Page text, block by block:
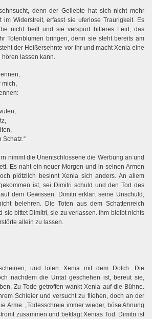
denn der Geliebte hat sich nicht mehr
im Widerstreit, erfasst sie uferlose Traurigkeit. Es
nicht heilt und sie verspürt bitteres Leid, das
Totenblumen bringen, denn sie steht bereits am
der Heißersehnte vor ihr und macht Xenia eine
lassen kann.
mich,
Schatz.“
nimmt die Unentschlossene die Werbung an und
Es naht ein neuer Morgen und in seinen Armen
plötzlich besinnt Xenia sich anders. An allem
ist, sei Dimitri schuld und den Tod des
dem Gewissen. Dimitri erklärt seine Unschuld,
belehren. Die Toten aus dem Schattenreich
sie bittet Dimitri, sie zu verlassen. Ihm bleibt nichts
allein zu lassen.
und töten Xenia mit dem Dolch. Die
nachdem die Untat geschehen ist, bereut sie,
Zu Tode getroffen wankt Xenia auf die Bühne.
Schleier und versucht zu fliehen, doch an der
Arme. „Todesschreie immer wieder, böse Ahnung
zusammen und beklagt Xenias Tod. Dimitri ist